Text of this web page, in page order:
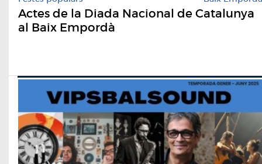
Actes de la Diada Nacional de Catalunya
al Baix Empordà